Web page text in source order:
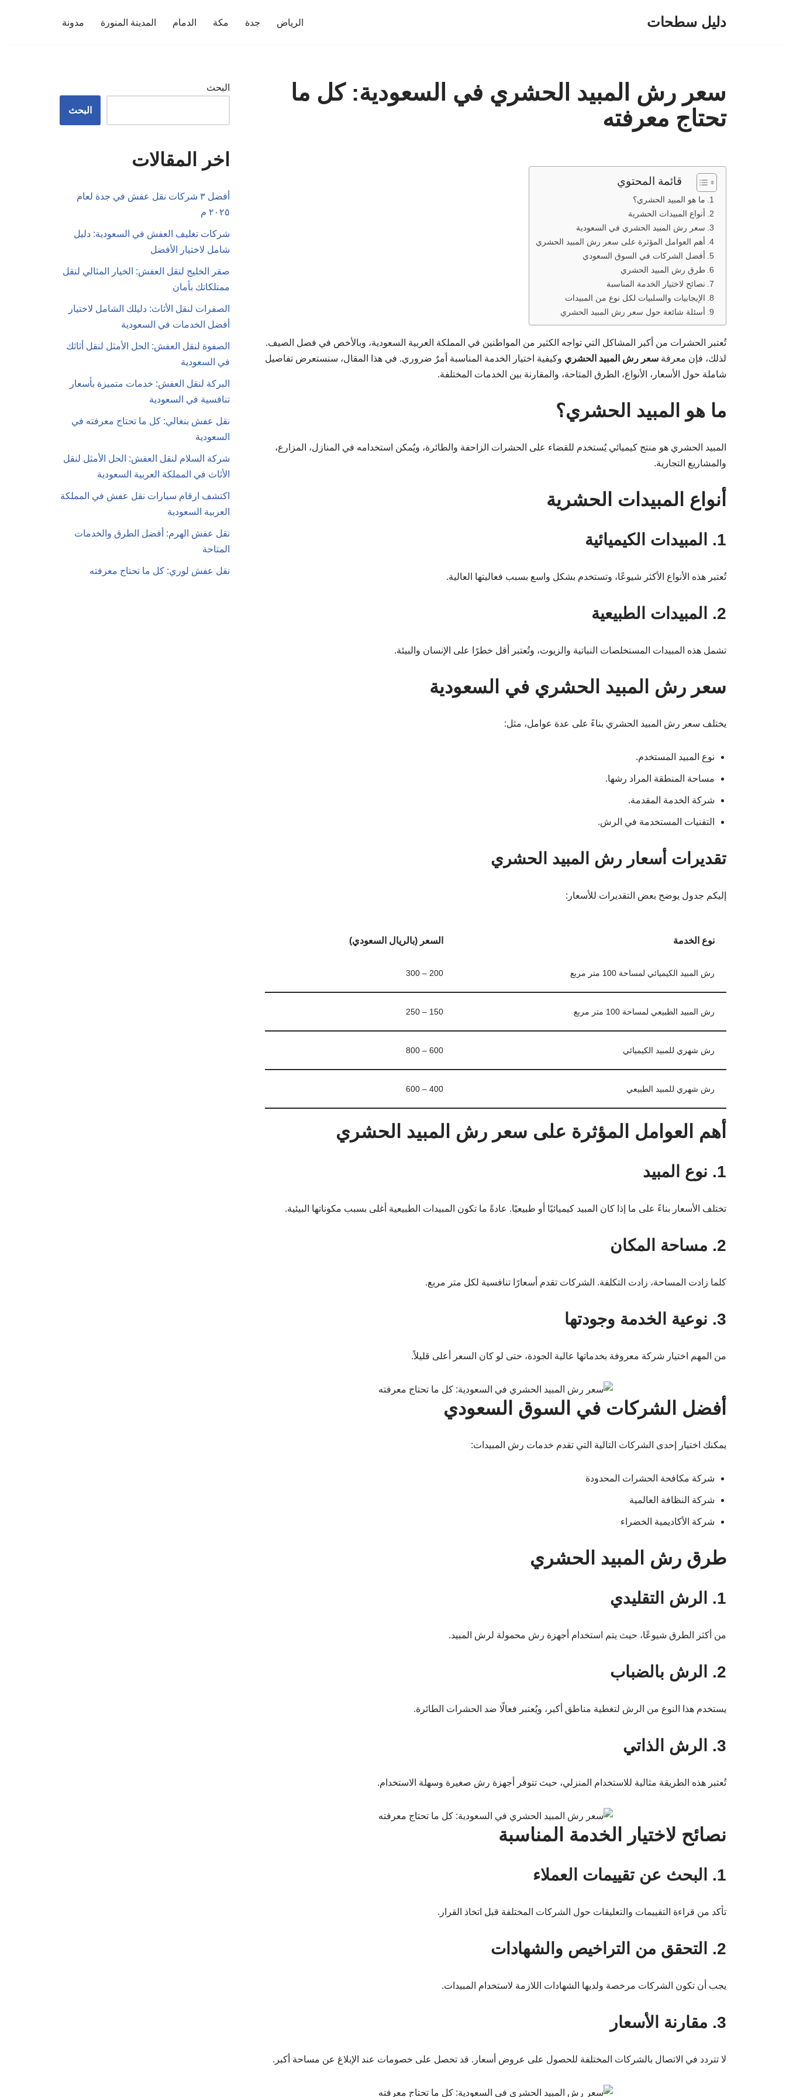
دليل سطحات الرياض جدة مكة الدمام المدينة المنورة مدونة
سعر رش المبيد الحشري في السعودية: كل ما
تحتاج معرفته
قائمة المحتوي
ما هو المبيد الحشري؟
أنواع المبيدات الحشرية
سعر رش المبيد الحشري في السعودية
أهم العوامل المؤثرة على سعر رش المبيد الحشري
أفضل الشركات في السوق السعودي
طرق رش المبيد الحشري
نصائح لاختيار الخدمة المناسبة
الإيجابيات والسلبيات لكل نوع من المبيدات
أسئلة شائعة حول سعر رش المبيد الحشري
تُعتبر الحشرات من أكبر المشاكل التي تواجه الكثير من المواطنين في المملكة العربية السعودية، وبالأخص في فصل الصيف.
لذلك، فإن معرفة سعر رش المبيد الحشري وكيفية اختيار الخدمة المناسبة أمرٌ ضروري. في هذا المقال، سنستعرض تفاصيل
شاملة حول الأسعار، الأنواع، الطرق المتاحة، والمقارنة بين الخدمات المختلفة.
ما هو المبيد الحشري؟
المبيد الحشري هو منتج كيميائي يُستخدم للقضاء على الحشرات الزاحفة والطائرة، ويُمكن استخدامه في المنازل، المزارع،
والمشاريع التجارية.
أنواع المبيدات الحشرية
1. المبيدات الكيميائية
تُعتبر هذه الأنواع الأكثر شيوعًا، وتستخدم بشكل واسع بسبب فعاليتها العالية.
2. المبيدات الطبيعية
تشمل هذه المبيدات المستخلصات النباتية والزيوت، وتُعتبر أقل خطرًا على الإنسان والبيئة.
سعر رش المبيد الحشري في السعودية
يختلف سعر رش المبيد الحشري بناءً على عدة عوامل، مثل:
نوع المبيد المستخدم.
مساحة المنطقة المراد رشها.
شركة الخدمة المقدمة.
التقنيات المستخدمة في الرش.
تقديرات أسعار رش المبيد الحشري
إليكم جدول يوضح بعض التقديرات للأسعار:
نوع الخدمة السعر (بالريال السعودي)
رش المبيد الكيميائي لمساحة 100 متر مربع 200 – 300
رش المبيد الطبيعي لمساحة 100 متر مربع 150 – 250
رش شهري للمبيد الكيميائي 600 – 800
رش شهري للمبيد الطبيعي 400 – 600
أهم العوامل المؤثرة على سعر رش المبيد الحشري
1. نوع المبيد
تختلف الأسعار بناءً على ما إذا كان المبيد كيميائيًا أو طبيعيًا. عادةً ما تكون المبيدات الطبيعية أغلى بسبب مكوناتها البيئية.
2. مساحة المكان
كلما زادت المساحة، زادت التكلفة. الشركات تقدم أسعارًا تنافسية لكل متر مربع.
3. نوعية الخدمة وجودتها
من المهم اختيار شركة معروفة بخدماتها عالية الجودة، حتى لو كان السعر أعلى قليلاً.
أفضل الشركات في السوق السعودي
يمكنك اختيار إحدى الشركات التالية التي تقدم خدمات رش المبيدات:
شركة مكافحة الحشرات المحدودة
شركة النظافة العالمية
شركة الأكاديمية الخضراء
طرق رش المبيد الحشري
1. الرش التقليدي
من أكثر الطرق شيوعًا، حيث يتم استخدام أجهزة رش محمولة لرش المبيد.
2. الرش بالضباب
يستخدم هذا النوع من الرش لتغطية مناطق أكبر، ويُعتبر فعالًا ضد الحشرات الطائرة.
3. الرش الذاتي
تُعتبر هذه الطريقة مثالية للاستخدام المنزلي، حيث تتوفر أجهزة رش صغيرة وسهلة الاستخدام.
نصائح لاختيار الخدمة المناسبة
1. البحث عن تقييمات العملاء
تأكد من قراءة التقييمات والتعليقات حول الشركات المختلفة قبل اتخاذ القرار.
2. التحقق من التراخيص والشهادات
يجب أن تكون الشركات مرخصة ولديها الشهادات اللازمة لاستخدام المبيدات.
3. مقارنة الأسعار
لا تتردد في الاتصال بالشركات المختلفة للحصول على عروض أسعار. قد تحصل على خصومات عند الإبلاغ عن مساحة أكبر.
البحث
البحث
اخر المقالات
أفضل ٣ شركات نقل عفش في جدة لعام
٢٠٢٥ م
شركات تغليف العفش في السعودية: دليل
شامل لاختيار الأفضل
صقر الخليج لنقل العفش: الخيار المثالي لنقل
ممتلكاتك بأمان
الصفرات لنقل الأثاث: دليلك الشامل لاختيار
أفضل الخدمات في السعودية
الصفوة لنقل العفش: الحل الأمثل لنقل أثاثك
في السعودية
البركة لنقل العفش: خدمات متميزة بأسعار
تنافسية في السعودية
نقل عفش بنغالي: كل ما تحتاج معرفته في
السعودية
شركة السلام لنقل العفش: الحل الأمثل لنقل
الأثاث في المملكة العربية السعودية
اكتشف ارقام سيارات نقل عفش في المملكة
العربية السعودية
نقل عفش الهرم: أفضل الطرق والخدمات
المتاحة
نقل عفش لوري: كل ما تحتاج معرفته